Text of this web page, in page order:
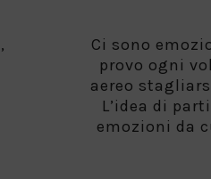
,
Ci sono
provo ogni
aereo
L’idea di
emozioni da